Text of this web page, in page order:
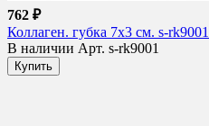
762 ₽
Коллаген. губка 7х3 см. s-rk9001
В наличии Арт. s-rk9001
Купить